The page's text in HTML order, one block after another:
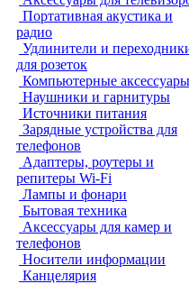
Портативная акустика и
радио
Удлинители и
для розеток
Компьютерные аксессуары
Наушники и гарнитуры
Источники питания
Зарядные устройства для
телефонов
Адаптеры, роутеры и
репитеры Wi-Fi
Лампы и фонари
Бытовая техника
Аксессуары для камер и
телефонов
Носители информации
Канцелярия